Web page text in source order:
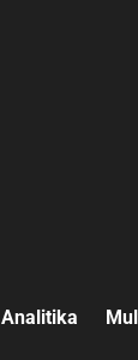
Analitika